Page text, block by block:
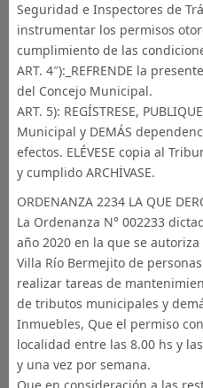
Seguridad e Inspectores de
instrumentar los permisos
cumplimiento de las
ART. 4″):_REFRENDE la
del Concejo Municipal.
ART. 5): REGÍSTRESE,
Municipal y DEMÁS
efectos. ELÉVESE copia al
y cumplido ARCHİVASE.
ORDENANZA 2234 LA QUE
La Ordenanza N° 002233
año 2020 en la que se
Villa Río Bermejito de
realizar tareas de
de tributos municipales y
Inmuebles, Que el permiso
localidad entre las 8.00 hs y
y una vez por semana.